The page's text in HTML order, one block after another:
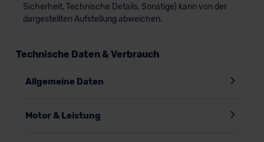
Sicherheit, Technische Details, Sonstige) kann von der
dargestellten Aufstellung abweichen.
Technische Daten & Verbrauch
Allgemeine Daten
Motor & Leistung